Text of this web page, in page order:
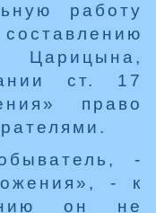
работу
Царицына,
ст. 17
право
-
- к
он не